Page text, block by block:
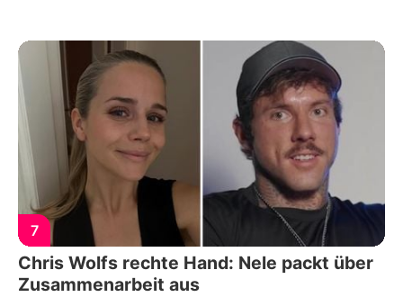
7
Chris Wolfs rechte Hand: Nele packt über
Zusammenarbeit aus